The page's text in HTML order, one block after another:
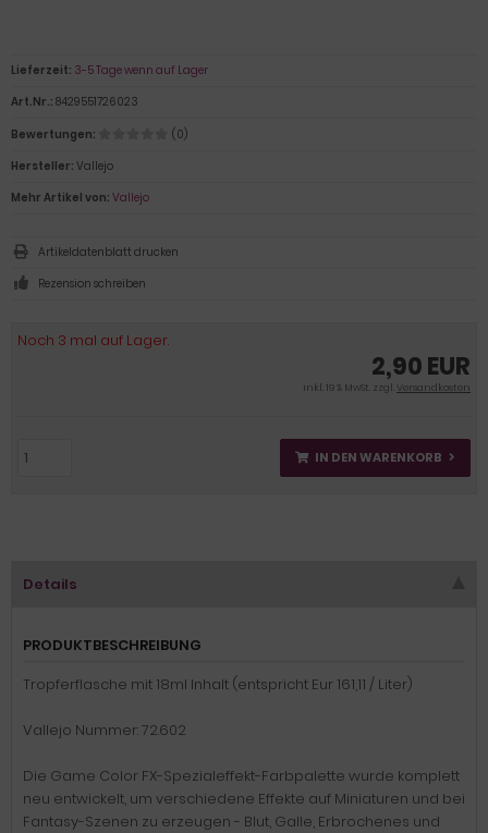
Noch 3 mal auf Lager.
2,90 EUR
inkl. 19 % MwSt. zzgl.Versandkosten
IN DEN WARENKORB
Lieferzeit: 3-5 Tage wenn auf Lager
Art.Nr.: 8429551726023
Bewertungen:
(0)
Hersteller: Vallejo
Mehr Artikel von: Vallejo
Artikeldatenblatt drucken
Rezension schreiben
Details
PRODUKTBESCHREIBUNG
Tropferflasche mit 18ml Inhalt (entspricht Eur 161,11 / Liter)
Vallejo Nummer: 72.602
Die Game Color FX-Spezialeffekt-Farbpalette wurde komplett
neu entwickelt, um verschiedene Effekte auf Miniaturen und bei
Fantasy-Szenen zu erzeugen - Blut, Galle, Erbrochenes und